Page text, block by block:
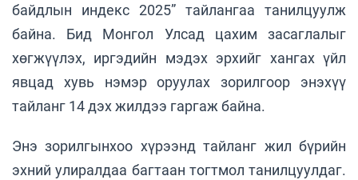
байдлын индекс 2025” тайлангаа танилцуулж
байна. Бид Монгол Улсад цахим засаглалыг
хөгжүүлэх, иргэдийн мэдэх эрхийг хангах үйл
явцад хувь нэмэр оруулах зорилгоор энэхүү
тайланг 14 дэх жилдээ гаргаж байна.
Энэ зорилгынхоо хүрээнд тайланг жил бүрийн
эхний улиралдаа багтаан тогтмол танилцуулдаг.